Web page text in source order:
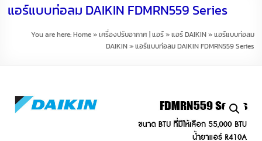
แอร์แบบท่อลม DAIKIN FDMRN559 Series
You are here:Home»เครื่องปรับอากาศ | แอร์»แอร์ DAIKIN»แอร์แบบท่อลม
DAIKIN»แอร์แบบท่อลม DAIKIN FDMRN559 Series